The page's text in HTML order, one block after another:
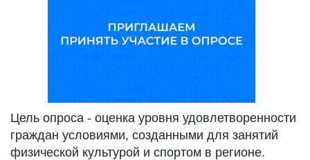
Цель опроса - оценка уровня удовлетворенности
граждан условиями, созданными для занятий
физической культурой и спортом в регионе.